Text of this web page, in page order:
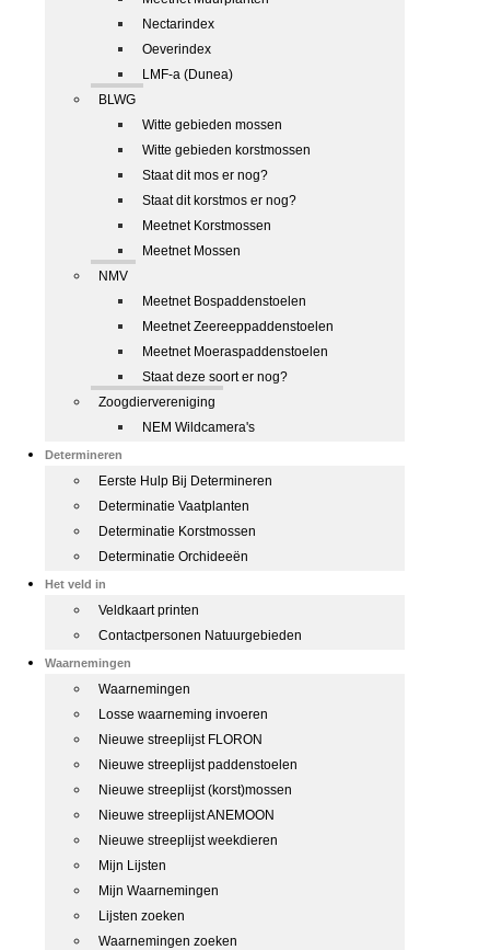
Nectarindex
Oeverindex
LMF-a (Dunea)
BLWG
Witte gebieden mossen
Witte gebieden korstmossen
Staat dit mos er nog?
Staat dit korstmos er nog?
Meetnet Korstmossen
Meetnet Mossen
NMV
Meetnet Bospaddenstoelen
Meetnet Zeereeppaddenstoelen
Meetnet Moeraspaddenstoelen
Staat deze soort er nog?
Zoogdiervereniging
NEM Wildcamera's
Determineren
Eerste Hulp Bij Determineren
Determinatie Vaatplanten
Determinatie Korstmossen
Determinatie Orchideeën
Het veld in
Veldkaart printen
Contactpersonen Natuurgebieden
Waarnemingen
Waarnemingen
Losse waarneming invoeren
Nieuwe streeplijst FLORON
Nieuwe streeplijst paddenstoelen
Nieuwe streeplijst (korst)mossen
Nieuwe streeplijst ANEMOON
Nieuwe streeplijst weekdieren
Mijn Lijsten
Mijn Waarnemingen
Lijsten zoeken
Waarnemingen zoeken